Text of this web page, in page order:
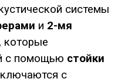
системы
и 2-мя
, которые
с помощью стойки
с